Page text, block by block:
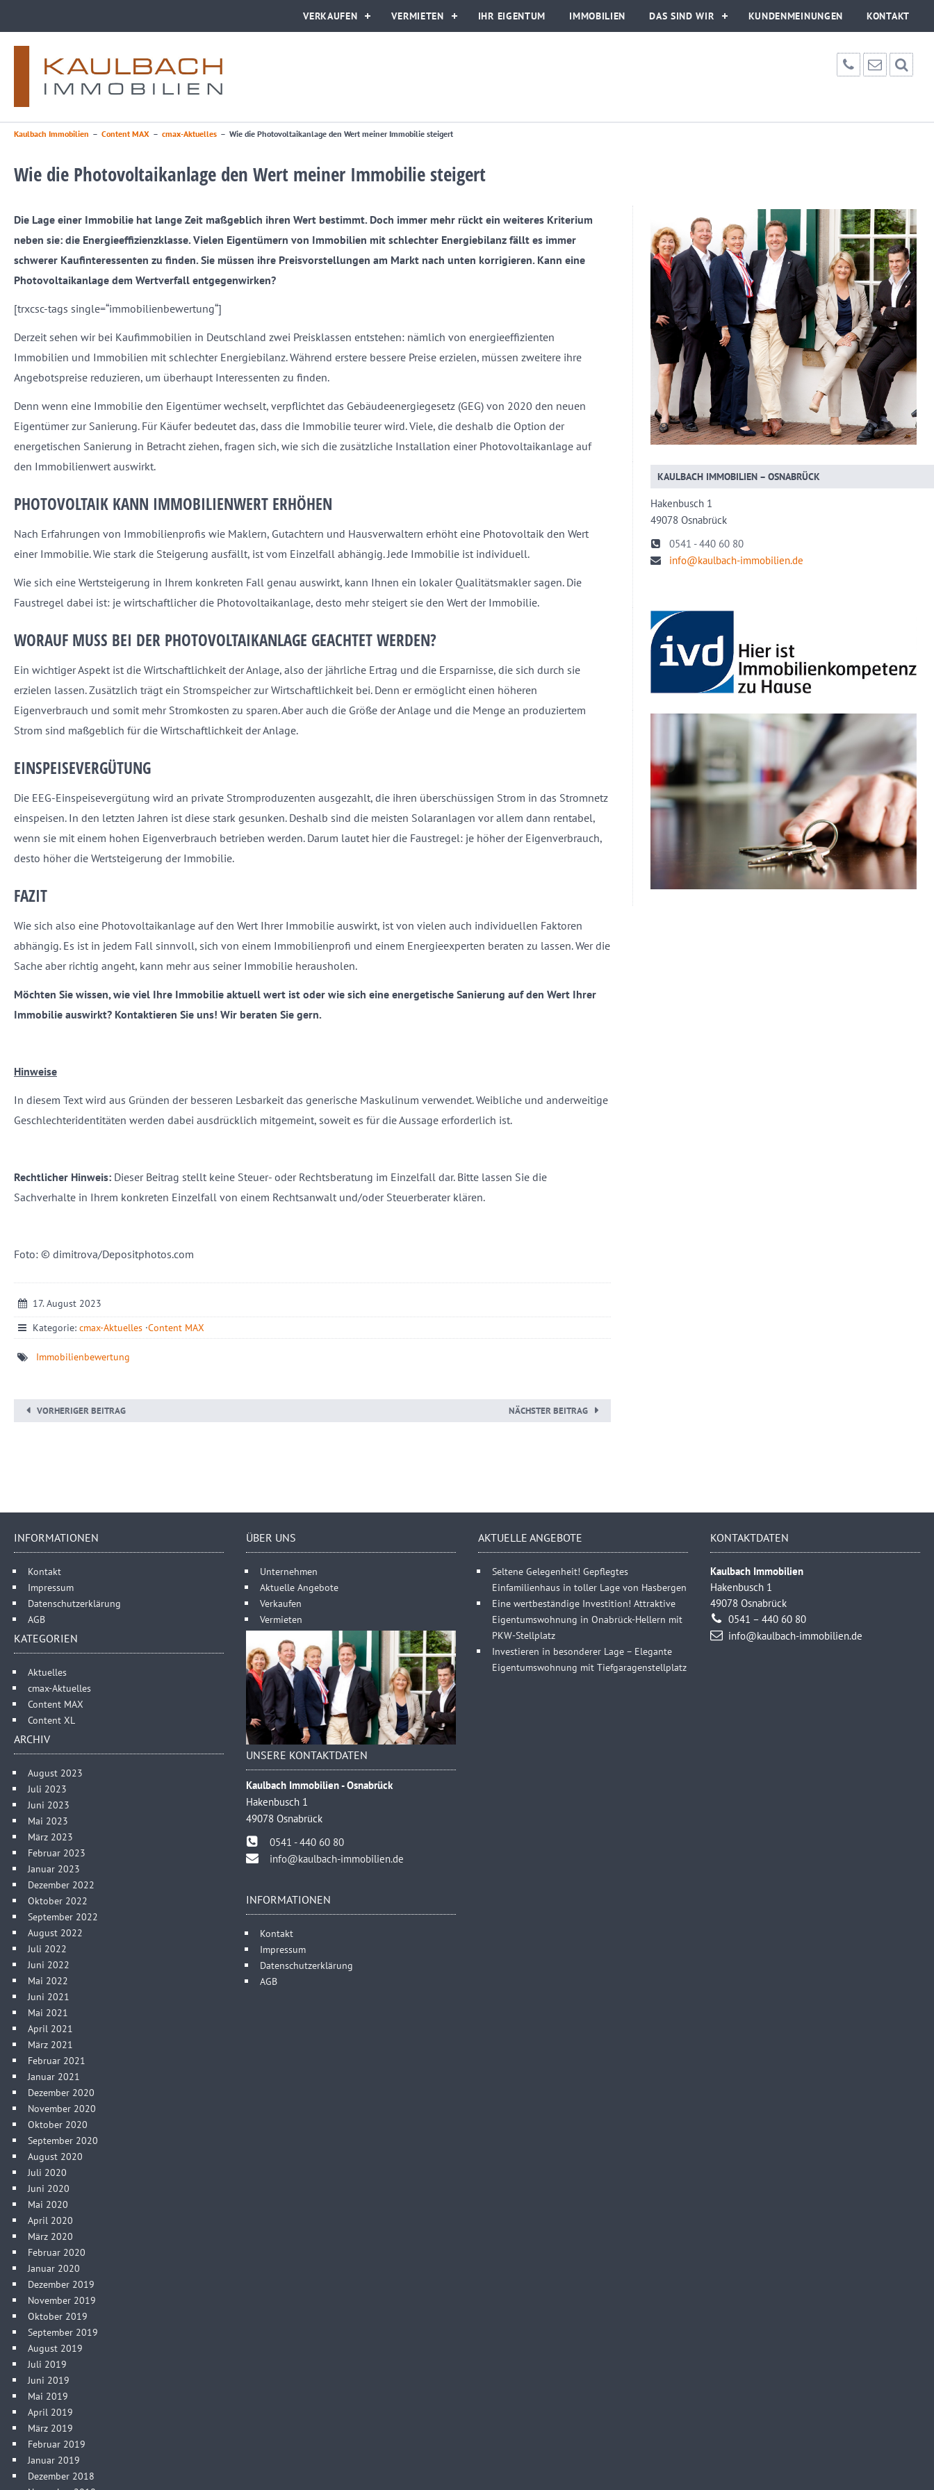
VERKAUFEN VERMIETEN IHR EIGENTUM IMMOBILIEN DAS SIND WIR KUNDENMEINUNGEN KONTAKT
Kaulbach Immobilien – Content MAX – cmax-Aktuelles – Wie die Photovoltaikanlage den Wert meiner Immobilie steigert
Wie die Photovoltaikanlage den Wert meiner Immobilie steigert
Die Lage einer Immobilie hat lange Zeit maßgeblich ihren Wert bestimmt. Doch immer mehr rückt ein weiteres Kriterium
neben sie: die Energieeffizienzklasse. Vielen Eigentümern von Immobilien mit schlechter Energiebilanz fällt es immer
schwerer Kaufinteressenten zu finden. Sie müssen ihre Preisvorstellungen am Markt nach unten korrigieren. Kann eine
Photovoltaikanlage dem Wertverfall entgegenwirken?
[trxcsc-tags single=“immobilienbewertung“]
Derzeit sehen wir bei Kaufimmobilien in Deutschland zwei Preisklassen entstehen: nämlich von energieeffizienten
Immobilien und Immobilien mit schlechter Energiebilanz. Während erstere bessere Preise erzielen, müssen zweitere ihre
Angebotspreise reduzieren, um überhaupt Interessenten zu finden.
Denn wenn eine Immobilie den Eigentümer wechselt, verpflichtet das Gebäudeenergiegesetz (GEG) von 2020 den neuen
Eigentümer zur Sanierung. Für Käufer bedeutet das, dass die Immobilie teurer wird. Viele, die deshalb die Option der
energetischen Sanierung in Betracht ziehen, fragen sich, wie sich die zusätzliche Installation einer Photovoltaikanlage auf
den Immobilienwert auswirkt.
PHOTOVOLTAIK KANN IMMOBILIENWERT ERHÖHEN
Nach Erfahrungen von Immobilienprofis wie Maklern, Gutachtern und Hausverwaltern erhöht eine Photovoltaik den Wert
einer Immobilie. Wie stark die Steigerung ausfällt, ist vom Einzelfall abhängig. Jede Immobilie ist individuell.
Wie sich eine Wertsteigerung in Ihrem konkreten Fall genau auswirkt, kann Ihnen ein lokaler Qualitätsmakler sagen. Die
Faustregel dabei ist: je wirtschaftlicher die Photovoltaikanlage, desto mehr steigert sie den Wert der Immobilie.
WORAUF MUSS BEI DER PHOTOVOLTAIKANLAGE GEACHTET WERDEN?
Ein wichtiger Aspekt ist die Wirtschaftlichkeit der Anlage, also der jährliche Ertrag und die Ersparnisse, die sich durch sie
erzielen lassen. Zusätzlich trägt ein Stromspeicher zur Wirtschaftlichkeit bei. Denn er ermöglicht einen höheren
Eigenverbrauch und somit mehr Stromkosten zu sparen. Aber auch die Größe der Anlage und die Menge an produziertem
Strom sind maßgeblich für die Wirtschaftlichkeit der Anlage.
EINSPEISEVERGÜTUNG
Die EEG-Einspeisevergütung wird an private Stromproduzenten ausgezahlt, die ihren überschüssigen Strom in das Stromnetz
einspeisen. In den letzten Jahren ist diese stark gesunken. Deshalb sind die meisten Solaranlagen vor allem dann rentabel,
wenn sie mit einem hohen Eigenverbrauch betrieben werden. Darum lautet hier die Faustregel: je höher der Eigenverbrauch,
desto höher die Wertsteigerung der Immobilie.
FAZIT
Wie sich also eine Photovoltaikanlage auf den Wert Ihrer Immobilie auswirkt, ist von vielen auch individuellen Faktoren
abhängig. Es ist in jedem Fall sinnvoll, sich von einem Immobilienprofi und einem Energieexperten beraten zu lassen. Wer die
Sache aber richtig angeht, kann mehr aus seiner Immobilie herausholen.
Möchten Sie wissen, wie viel Ihre Immobilie aktuell wert ist oder wie sich eine energetische Sanierung auf den Wert Ihrer
Immobilie auswirkt? Kontaktieren Sie uns! Wir beraten Sie gern.
Hinweise
In diesem Text wird aus Gründen der besseren Lesbarkeit das generische Maskulinum verwendet. Weibliche und anderweitige
Geschlechteridentitäten werden dabei ausdrücklich mitgemeint, soweit es für die Aussage erforderlich ist.
Rechtlicher Hinweis: Dieser Beitrag stellt keine Steuer- oder Rechtsberatung im Einzelfall dar. Bitte lassen Sie die
Sachverhalte in Ihrem konkreten Einzelfall von einem Rechtsanwalt und/oder Steuerberater klären.
Foto: © dimitrova/Depositphotos.com
17. August 2023
Kategorie: cmax-Aktuelles ·Content MAX
Immobilienbewertung
VORHERIGER BEITRAG NÄCHSTER BEITRAG
KAULBACH IMMOBILIEN – OSNABRÜCK
Hakenbusch 1
49078 Osnabrück
0541 - 440 60 80
info@kaulbach-immobilien.de
INFORMATIONEN
Kontakt
Impressum
Datenschutzerklärung
AGB
KATEGORIEN
Aktuelles
cmax-Aktuelles
Content MAX
Content XL
ARCHIV
August 2023
Juli 2023
Juni 2023
Mai 2023
März 2023
Februar 2023
Januar 2023
Dezember 2022
Oktober 2022
September 2022
August 2022
Juli 2022
Juni 2022
Mai 2022
Juni 2021
Mai 2021
April 2021
März 2021
Februar 2021
Januar 2021
Dezember 2020
November 2020
Oktober 2020
September 2020
August 2020
Juli 2020
Juni 2020
Mai 2020
April 2020
März 2020
Februar 2020
Januar 2020
Dezember 2019
November 2019
Oktober 2019
September 2019
August 2019
Juli 2019
Juni 2019
Mai 2019
April 2019
März 2019
Februar 2019
Januar 2019
Dezember 2018
ÜBER UNS
Unternehmen
Aktuelle Angebote
Verkaufen
Vermieten
UNSERE KONTAKTDATEN
Kaulbach Immobilien - Osnabrück
Hakenbusch 1
49078 Osnabrück
0541 - 440 60 80
info@kaulbach-immobilien.de
INFORMATIONEN
Kontakt
Impressum
Datenschutzerklärung
AGB
AKTUELLE ANGEBOTE
Seltene Gelegenheit! Gepflegtes
Einfamilienhaus in toller Lage von Hasbergen
Eine wertbeständige Investition! Attraktive
Eigentumswohnung in Onabrück-Hellern mit
PKW-Stellplatz
Investieren in besonderer Lage – Elegante
Eigentumswohnung mit Tiefgaragenstellplatz
KONTAKTDATEN
Kaulbach Immobilien
Hakenbusch 1
49078 Osnabrück
0541 – 440 60 80
info@kaulbach-immobilien.de